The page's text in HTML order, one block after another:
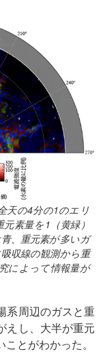
天の4分の1のエリ
素量を1（黄緑）
、重元素が多いガ
収線の観測から重
によって情報量が
系周辺のガスと重
えし、大半が重元
とがわかった。